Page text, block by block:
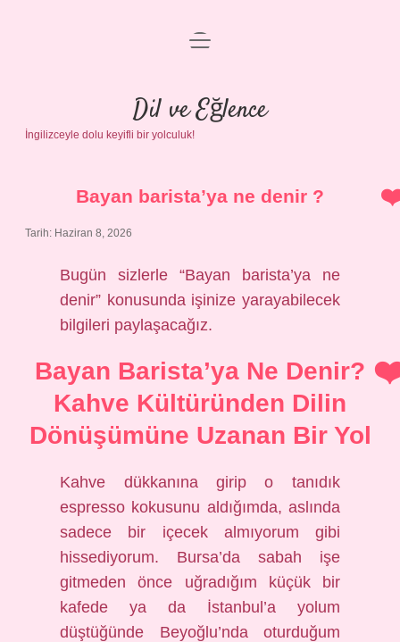
Anasayfa
Gizlilik Politikası
Yasal Uyarı
menüyü
Dil ve Eğlence
İngilizceyle dolu keyifli bir yolculuk!
Bayan barista’ya ne denir ?
Tarih: Haziran 8, 2026
Bugün sizlerle “Bayan barista’ya ne
denir” konusunda işinize yarayabilecek
bilgileri paylaşacağız.
Bayan Barista’ya Ne Denir?
Kahve Kültüründen Dilin
Dönüşümüne Uzanan Bir Yol
Kahve dükkanına girip o tanıdık
espresso kokusunu aldığımda, aslında
sadece bir içecek almıyorum gibi
hissediyorum. Bursa’da sabah işe
gitmeden önce uğradığım küçük bir
kafede ya da İstanbul’a yolum
düştüğünde Beyoğlu’nda oturduğum